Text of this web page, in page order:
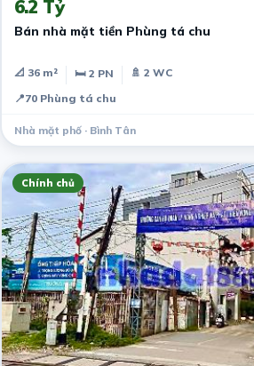
6.2 Tỷ
Bán nhà mặt tiền Phùng tá chu
📐 36 m² 🛏 2 PN
🚿 2 WC
📍70 Phùng tá chu
Nhà mặt phố · Bình Tân
Chính chủ